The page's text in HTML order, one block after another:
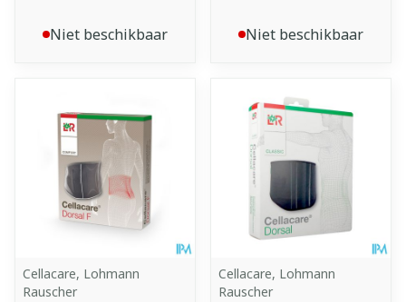
Niet beschikbaar Niet beschikbaar
Cellacare, Lohmann
Rauscher
Cellacare, Lohmann
Rauscher